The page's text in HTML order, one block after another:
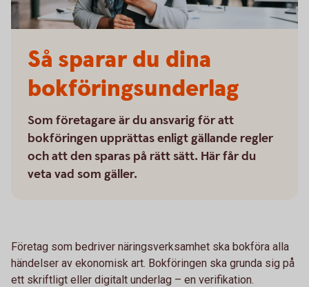
Så sparar du dina
bokföringsunderlag
Som företagare är du ansvarig för att
bokföringen upprättas enligt gällande regler
och att den sparas på rätt sätt. Här får du
veta vad som gäller.
Företag som bedriver näringsverksamhet ska bokföra alla
händelser av ekonomisk art. Bokföringen ska grunda sig på
ett skriftligt eller digitalt underlag – en verifikation.